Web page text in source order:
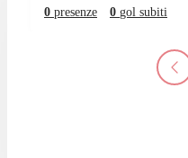
0 presenze 0 gol subiti